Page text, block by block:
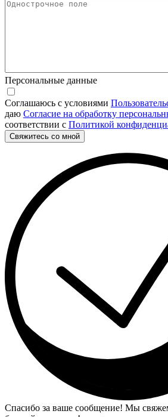
Персональные данные
Соглашаюсь с условиями
даю Согласие на обработку
соответствии с Политикой
Свяжитесь со мной
Спасибо за ваше сообщение! Мы